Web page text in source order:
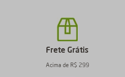
Frete Grátis
Acima de R$ 299